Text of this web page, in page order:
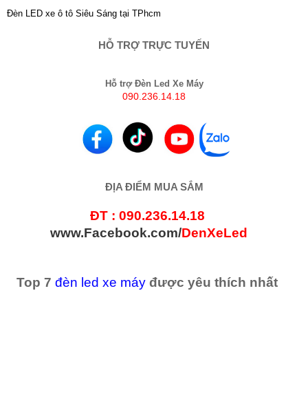
Đèn LED xe ô tô Siêu Sáng tại TPhcm
HỖ TRỢ TRỰC TUYẾN
Hỗ trợ Đèn Led Xe Máy
090.236.14.18
ĐỊA ĐIỂM MUA SẮM
ĐT : 090.236.14.18
www.Facebook.com/DenXeLed
Top 7 đèn led xe máy được yêu thích nhất